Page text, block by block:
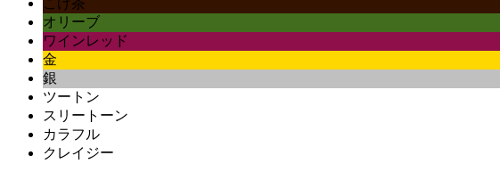
こげ茶
オリーブ
ワインレッド
金
銀
ツートン
スリートーン
カラフル
クレイジー